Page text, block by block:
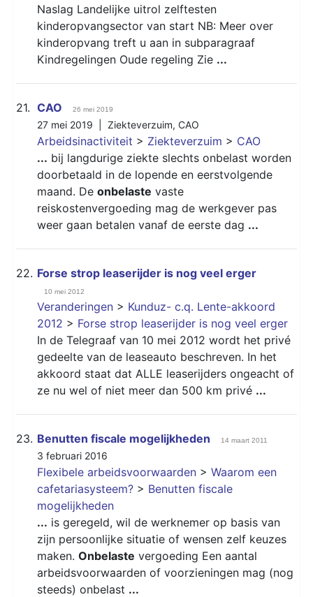
Naslag Landelijke uitrol zelftesten
kinderopvangsector van start NB: Meer over
kinderopvang treft u aan in subparagraaf
Kindregelingen Oude regeling Zie ...
21. CAO 26 mei 2019
27 mei 2019 | Ziekteverzuim, CAO
Arbeidsinactiviteit > Ziekteverzuim > CAO
... bij langdurige ziekte slechts onbelast worden
doorbetaald in de lopende en eerstvolgende
maand. De onbelaste vaste
reiskostenvergoeding mag de werkgever pas
weer gaan betalen vanaf de eerste dag ...
22. Forse strop leaserijder is nog veel erger
10 mei 2012
Veranderingen > Kunduz- c.q. Lente-akkoord
2012 > Forse strop leaserijder is nog veel erger
In de Telegraaf van 10 mei 2012 wordt het privé
gedeelte van de leaseauto beschreven. In het
akkoord staat dat ALLE leaserijders ongeacht of
ze nu wel of niet meer dan 500 km privé ...
23. Benutten fiscale mogelijkheden 14 maart 2011
3 februari 2016
Flexibele arbeidsvoorwaarden > Waarom een
cafetariasysteem? > Benutten fiscale
mogelijkheden
... is geregeld, wil de werknemer op basis van
zijn persoonlijke situatie of wensen zelf keuzes
maken. Onbelaste vergoeding Een aantal
arbeidsvoorwaarden of voorzieningen mag (nog
steeds) onbelast ...